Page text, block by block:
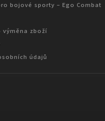
bojové sporty – Ego Combat
výměna zboží
údajů